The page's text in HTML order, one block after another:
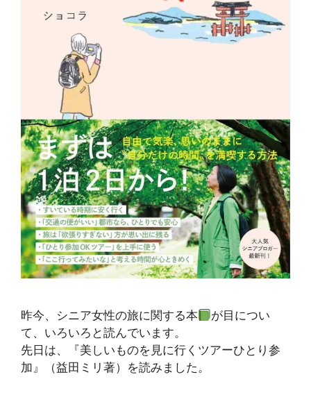
昨今、シニア女性の旅に関する本
が目につい
て、いろいろと読んでいます。
先日は、『美しいものを見に行くツアーひとり参
加』（益田ミリ著）を読みました。